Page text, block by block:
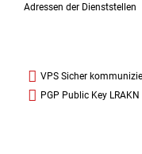
Adressen der Dienststellen
VPS Sicher
PGP Public Key LRAKN